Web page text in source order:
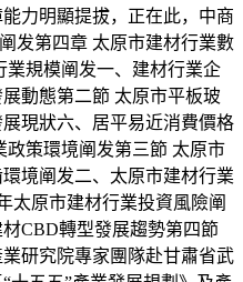
力明顯提拔，正在此，中商
发第四章 太原市建材行業數
業規模阐发一、建材行業企
動態第二節 太原市平板玻
現狀六、居平易近消費價格
策環境阐发第三節 太原市
境阐发二、太原市建材行業
太原市建材行業投資風險阐
CBD轉型發展趨勢第四節
研究院專家團隊赴甘肅省武